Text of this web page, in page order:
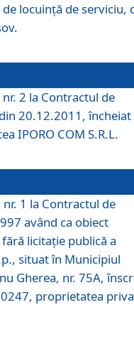
locuință de serviciu,
2 la Contractul de
20.12.2011, încheiat
IPORO COM S.R.L.
1 la Contractul de
având ca obiect
licitație publică a
situat în Municipiul
Gherea, nr. 75A,
proprietatea